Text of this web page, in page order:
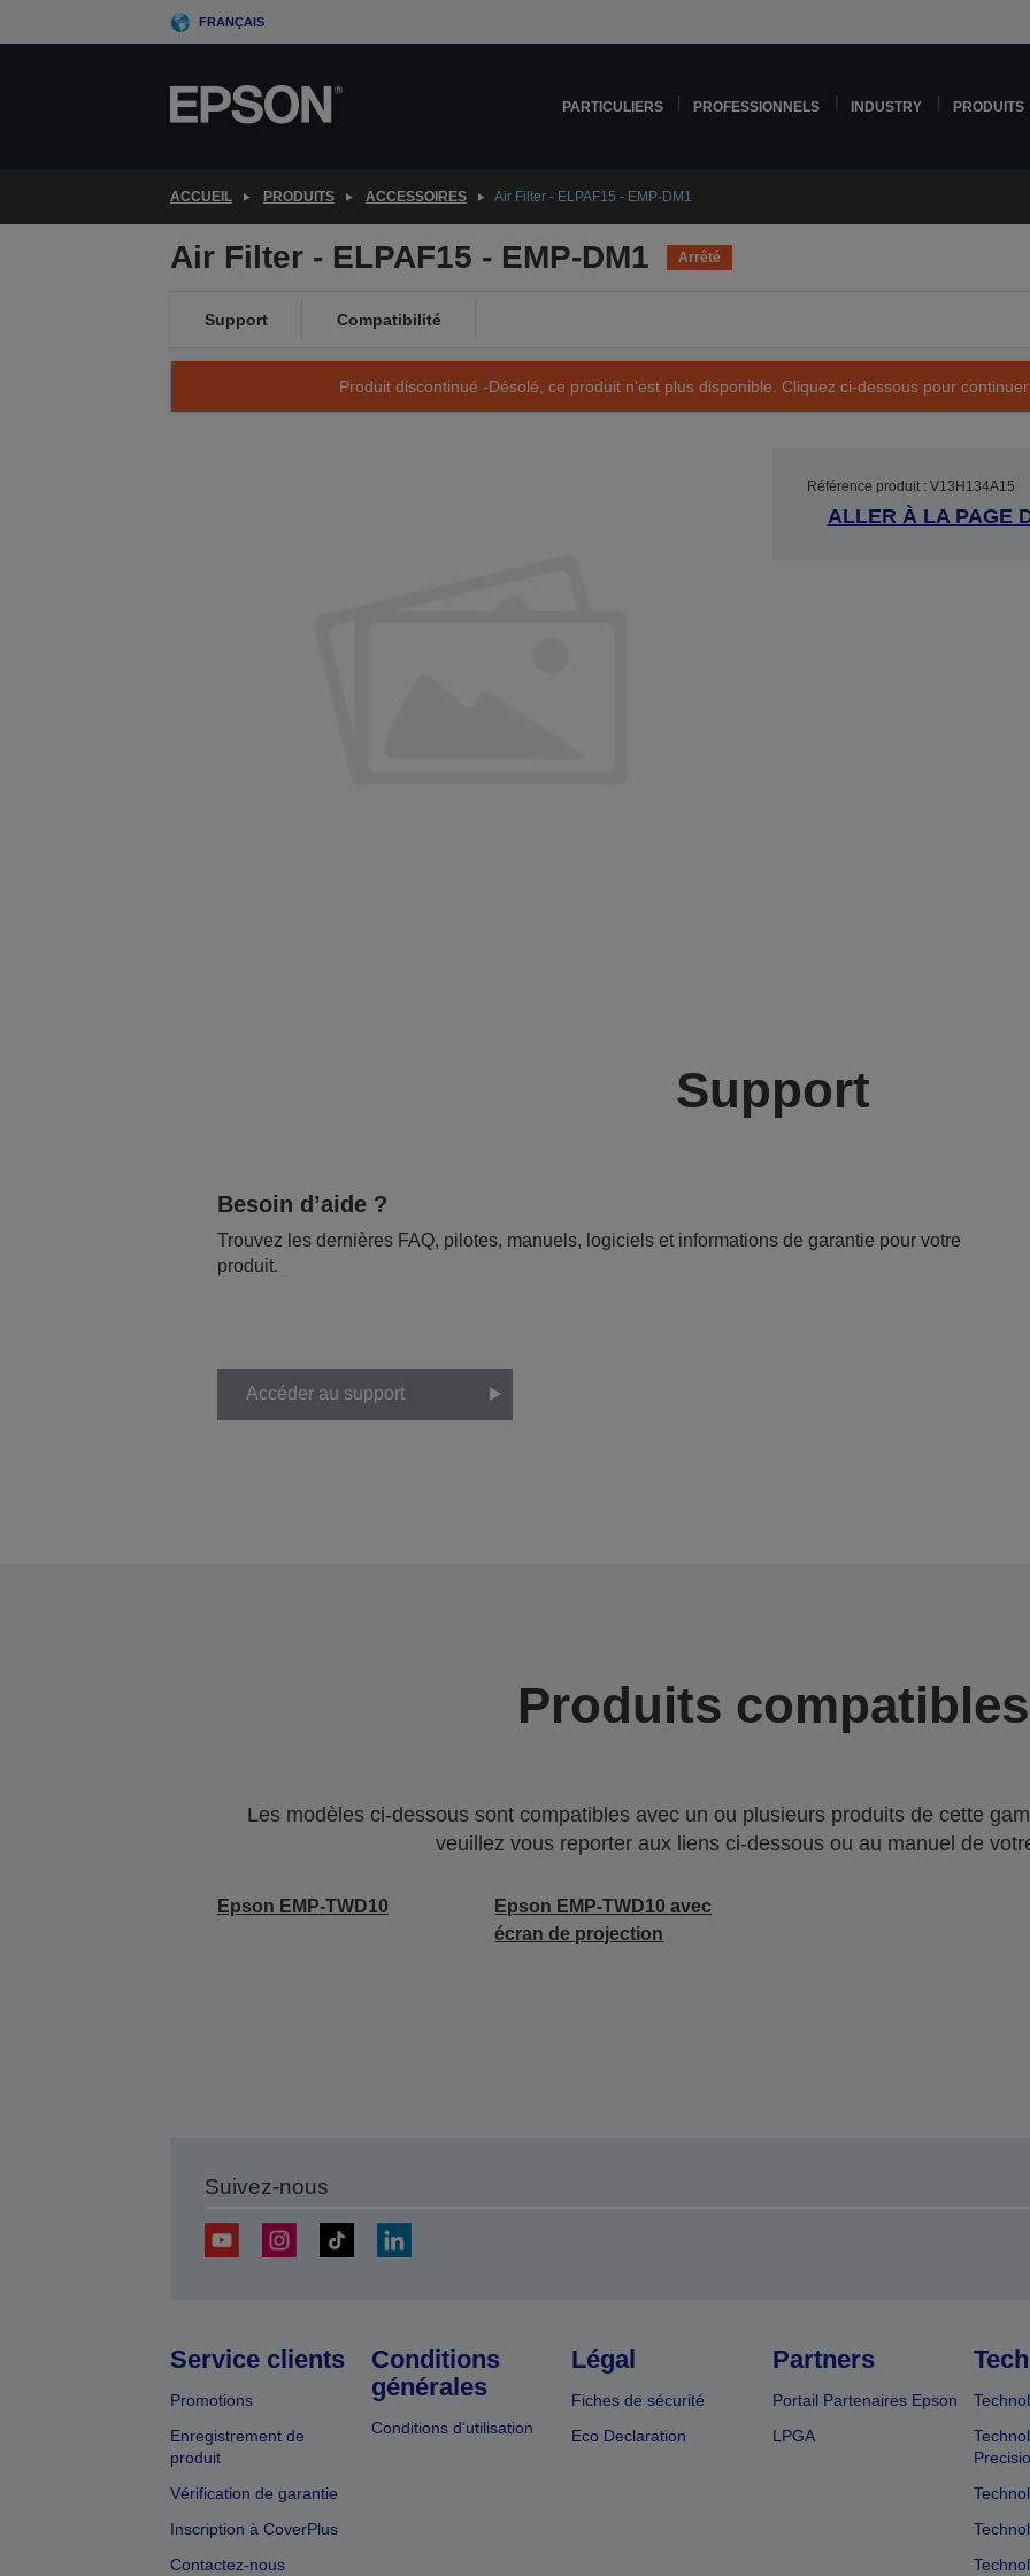
to
FRANÇAIS
PARTICULIERS PROFESSIONNELS INDUSTRY PRODUITS
ACCUEIL PRODUITS ACCESSOIRES Air Filter - ELPAF15 - EMP-DM1
Air Filter - ELPAF15 - EMP-DM1 Arrêté
Support Compatibilité
Produit discontinué -Désolé, ce produit n’est plus disponible. Cliquez ci-dessous pour
Référence produit : V13H134A15
ALLER À LA PAGE
Support
Besoin d’aide ?
Trouvez les dernières FAQ, pilotes, manuels, logiciels et informations de garantie pour votre
produit.
Accéder au support
Produits compatibles
Les modèles ci-dessous sont compatibles avec un ou plusieurs produits de cette
veuillez vous reporter aux liens ci-dessous ou au manuel de
Epson EMP-TWD10
Epson EMP-TWD10 avec
écran de projection
Suivez-nous
Service clients
Promotions
Enregistrement de
produit
Vérification de garantie
Inscription à CoverPlus
Contactez-nous
Conditions
générales
Conditions d’utilisation
Légal
Fiches de sécurité
Eco Declaration
Partners
Portail Partenaires Epson
LPGA